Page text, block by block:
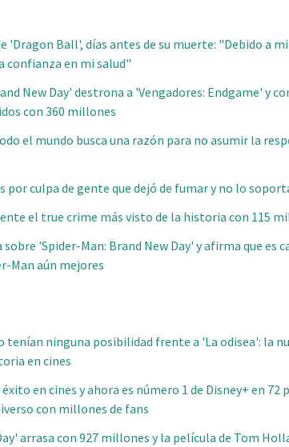
'Dragon Ball', días antes de su muerte: "Debido a
confianza en mi salud"
New Day' destrona a 'Vengadores: Endgame' y
con 360 millones
el mundo busca una razón para no asumir la
por culpa de gente que dejó de fumar y no lo
el true crime más visto de la historia con 115
'Spider-Man: Brand New Day' y afirma que es
Man aún mejores
ninguna posibilidad frente a 'La odisea': la
en cines
en cines y ahora es número 1 de Disney+ en 72
con millones de fans
arrasa con 927 millones y la película de Tom